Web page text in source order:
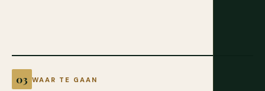
WAAR TE GAAN